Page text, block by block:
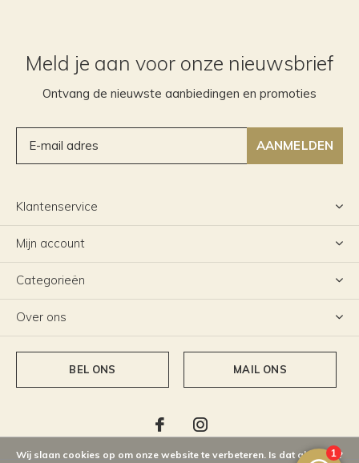
Meld je aan voor onze nieuwsbrief
Ontvang de nieuwste aanbiedingen en promoties
AANMELDEN
Klantenservice
Mijn account
Categorieën
Over ons
BEL ONS MAIL ONS
Wij slaan cookies op om onze website te verbeteren. Is dat akkoord?